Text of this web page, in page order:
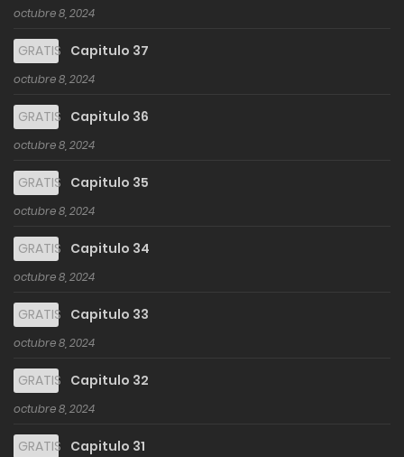
octubre 8, 2024
GRATIS Capitulo 37
octubre 8, 2024
GRATIS Capitulo 36
octubre 8, 2024
GRATIS Capitulo 35
octubre 8, 2024
GRATIS Capitulo 34
octubre 8, 2024
GRATIS Capitulo 33
octubre 8, 2024
GRATIS Capitulo 32
octubre 8, 2024
GRATIS Capitulo 31